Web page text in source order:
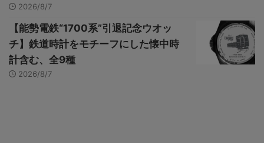
2026/8/7
【能勢電鉄“1700系”引退記念ウオッ
チ】鉄道時計をモチーフにした懐中時
計含む、全9種
2026/8/7